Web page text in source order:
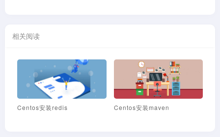
相关阅读
Firewall常用命令
通过 keepalive+nginx 实现 2